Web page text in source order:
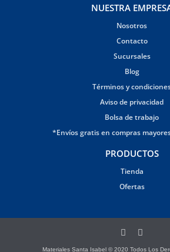
NUESTRA
Nosotros
Contacto
Sucursales
Blog
Términos y
Aviso de privacidad
Bolsa de trabajo
*Envíos gratis en compras
PRODUCTOS
Tienda
Ofertas
Materiales Santa Isabel © 2020 Todos Los